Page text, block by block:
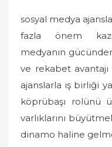
sosyal medya
fazla önem
medyanın
ve rekabet
ajanslarla iş birliği
köprübaşı rolünü
varlıklarını
dinamo haline